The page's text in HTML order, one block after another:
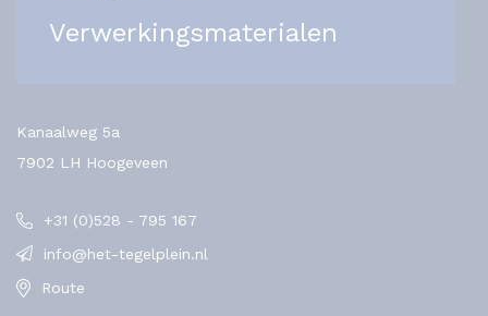
Verwerkingsmaterialen
Kanaalweg 5a
7902 LH Hoogeveen
+31 (0)528 - 795 167
info@het-tegelplein.nl
Route